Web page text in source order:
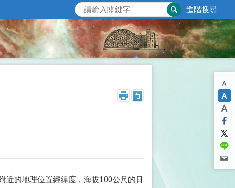
進階搜尋
近的地理位置經緯度，海拔100公尺的日